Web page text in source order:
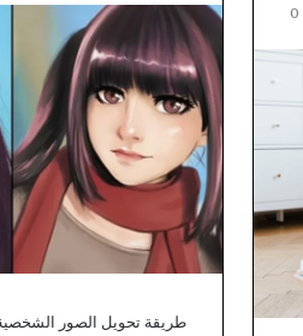
0
طريقة تحويل الصور